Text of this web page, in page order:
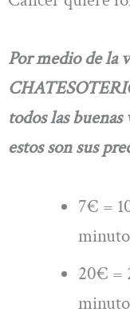
Por medio de la
todos las
estos son sus
7€ =
20€ =